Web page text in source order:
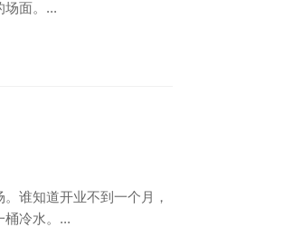
场面。...
谁知道开业不到一个月，
桶冷水。...